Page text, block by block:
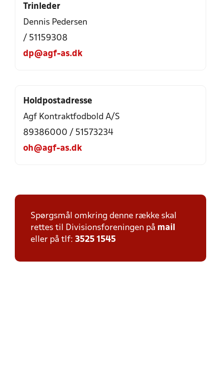
Trinleder
Dennis Pedersen
/ 51159308
dp@agf-as.dk
Holdpostadresse
Agf Kontraktfodbold A/S
89386000 / 51573234
oh@agf-as.dk
Spørgsmål omkring denne række skal
rettes til Divisionsforeningen på mail
eller på tlf: 3525 1545